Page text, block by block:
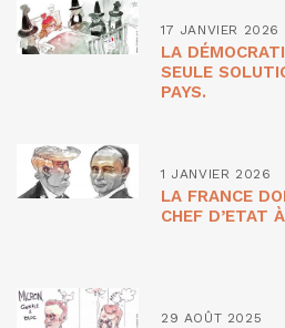
17 JANVIER 2026
LA
SEULE
PAYS.
1 JANVIER 2026
LA FRANCE
CHEF D’ETAT
29 AOÛT 2025